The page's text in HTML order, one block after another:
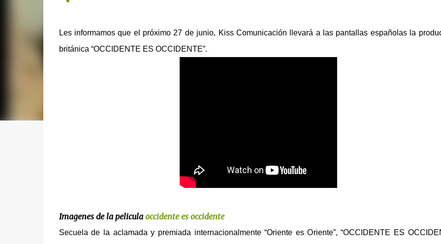
Les informamos que el próximo 27 de junio, Kiss Comunicación llevará a las pantallas españolas la
británica “OCCIDENTE ES OCCIDENTE”.
Imagenes de la pelicula occidente es occidente
Secuela de la aclamada y premiada internacionalmente “Oriente es Oriente”, “OCCIDENTE ES